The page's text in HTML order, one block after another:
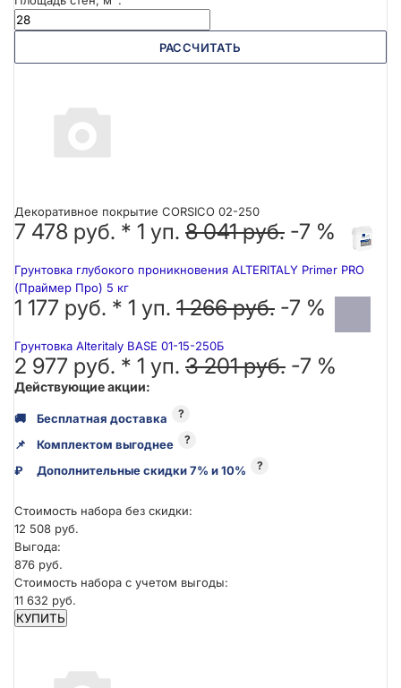
РАССЧИТАТЬ
Декоративное покрытие CORSICO 02-250
7 478 руб. * 1 уп. 8 041 руб. -7 %
Грунтовка глубокого проникновения ALTERITALY Primer PRO
(Праймер Про) 5 кг
1 177 руб. * 1 уп. 1 266 руб. -7 %
Грунтовка Alteritaly BASE 01-15-250Б
2 977 руб. * 1 уп. 3 201 руб. -7 %
Действующие акции:
🚚 Бесплатная доставка ?
📌 Комплектом выгоднее ?
₽ Дополнительные скидки 7% и 10% ?
Стоимость набора без скидки:
12 508 руб.
Выгода:
876 руб.
Стоимость набора с учетом выгоды:
11 632 руб.
КУПИТЬ